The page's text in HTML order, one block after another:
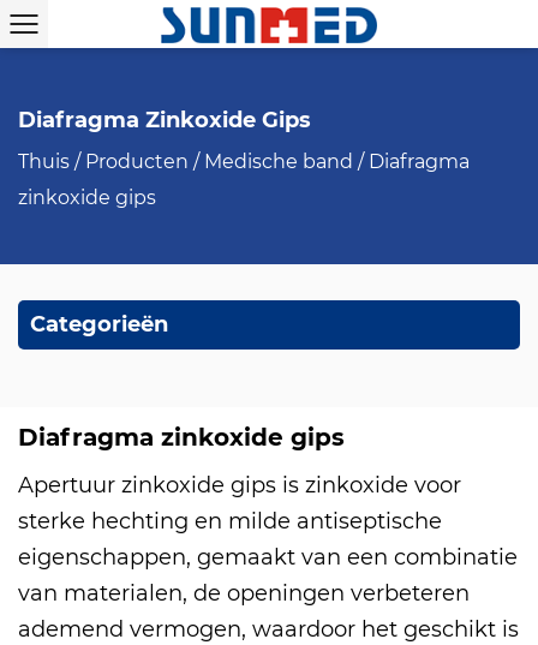
Diafragma Zinkoxide Gips
Thuis / Producten / Medische band / Diafragma
zinkoxide gips
Categorieën
Diafragma zinkoxide gips
Apertuur zinkoxide gips is zinkoxide voor
sterke hechting en milde antiseptische
eigenschappen, gemaakt van een combinatie
van materialen, de openingen verbeteren
ademend vermogen, waardoor het geschikt is